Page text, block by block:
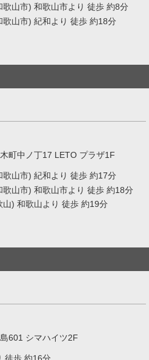
山市) 和歌山市より 徒歩 約8分
山市) 紀和より 徒歩 約18分
町中ノ丁17 LETO プラザ1F
山市) 紀和より 徒歩 約17分
山市) 和歌山市より 徒歩 約18分
山) 和歌山より 徒歩 約19分
601 シマハイツ2F